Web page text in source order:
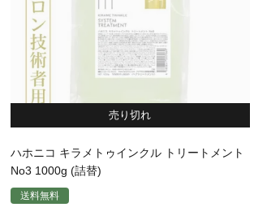
売り切れ
ハホニコ キラメトゥインクル トリートメント
No3 1000g (詰替)
送料無料